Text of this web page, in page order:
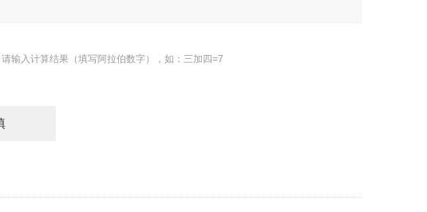
请输入计算结果（填写阿拉伯数字），如：三加四=7